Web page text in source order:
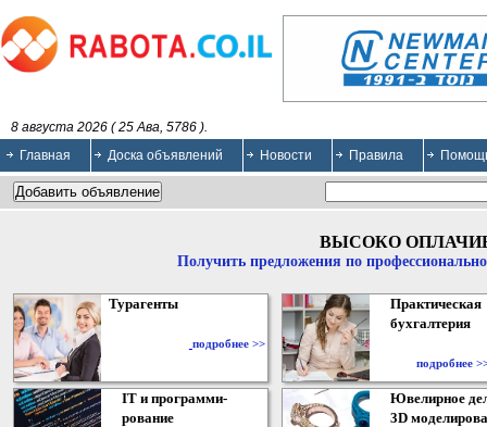
8 августа 2026 ( 25 Ава, 5786 ).
Главная
Доска объявлений Новости Правила
ВЫСОКО
Получить предложения по
Турагенты
подробнее >>
Практическая
бухгалтерия
подробнее
IT и программи-
рование
Ювелирное
3D